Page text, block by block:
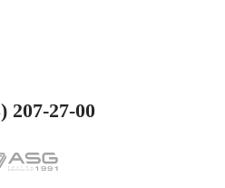
207-27-00